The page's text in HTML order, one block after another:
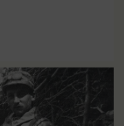
EN SAVOIR PLUS